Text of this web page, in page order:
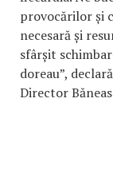
provocărilor și
necesară și
sfârșit
doreau”,
Director